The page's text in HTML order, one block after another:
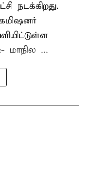
நடக்கிறது.
மாநில ...